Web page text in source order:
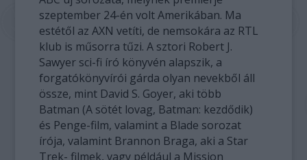
szeptember 24-én volt Amerikában. Ma
estétől az AXN vetíti, de nemsokára az RTL
klub is műsorra tűzi. A sztori Robert J.
Sawyer sci-fi író könyvén alapszik, a
forgatókönyvírói gárda olyan nevekből áll
össze, mint David S. Goyer, aki több
Batman (A sötét lovag, Batman: kezdődik)
és Penge-film, valamint a Blade sorozat
írója, valamint Brannon Braga, aki a Star
Trek- filmek, vagy például a Mission